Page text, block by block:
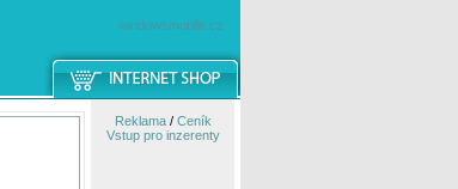
windowsmobile.cz
Reklama/ Ceník
Vstup pro inzerenty